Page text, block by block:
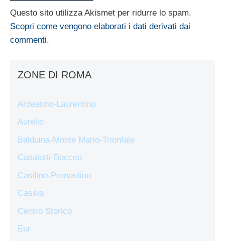
Questo sito utilizza Akismet per ridurre lo spam.
Scopri come vengono elaborati i dati derivati dai
commenti.
ZONE DI ROMA
Ardeatino-Laurentino
Aurelio
Balduina-Monte Mario-Trionfale
Casalotti-Boccea
Casilino-Prenestino
Cassia
Centro Storico
Eur